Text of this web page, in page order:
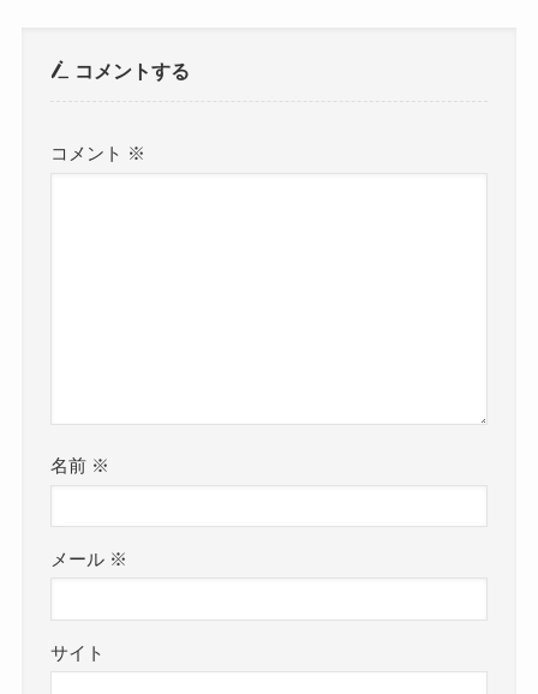
コメントする
コメント ※
名前 ※
メール ※
サイト